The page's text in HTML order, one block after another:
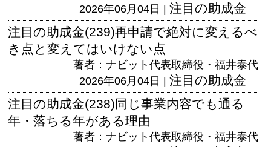
2026年06月04日 | 注目の助成金
注目の助成金(239)再申請で絶対に変えるべ
き点と変えてはいけない点
著者：ナビット代表取締役・福井泰代
2026年06月04日 | 注目の助成金
注目の助成金(238)同じ事業内容でも通る
年・落ちる年がある理由
著者：ナビット代表取締役・福井泰代